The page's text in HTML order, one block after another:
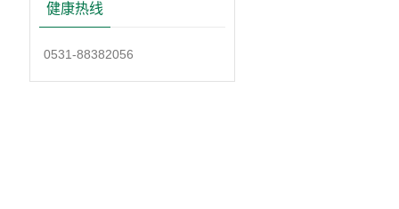
健康热线
0531-88382056